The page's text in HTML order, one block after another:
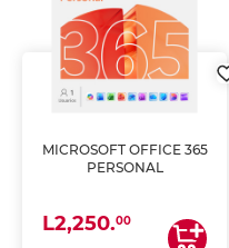
MICROSOFT OFFICE 365
PERSONAL
L2,250.00